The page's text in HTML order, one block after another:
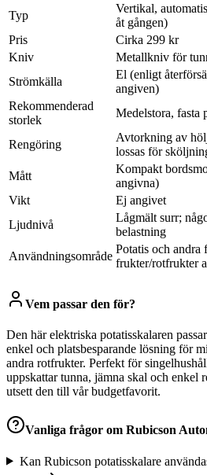
Typ
Vertikal,
åt gången)
Pris
Cirka 299 kr
Kniv
Metallkniv för
Strömkälla
El (enligt
angiven)
Rekommenderad
storlek
Medelstora, fasta
Rengöring
Avtorkning av
lossas för
Mått
Kompakt
angivna)
Vikt
Ej angivet
Ljudnivå
Lågmält surr;
belastning
Användningsområde
Potatis och andra
frukter/rotfrukter
Vem passar den för?
Den här elektriska potatisskalaren
enkel och platsbesparande lösning för
andra rotfrukter. Perfekt för
uppskattar tunna, jämna skal och enkel
utsett den till vår budgetfavorit.
Vanliga frågor om Rubicson
Kan Rubicson potatisskalare